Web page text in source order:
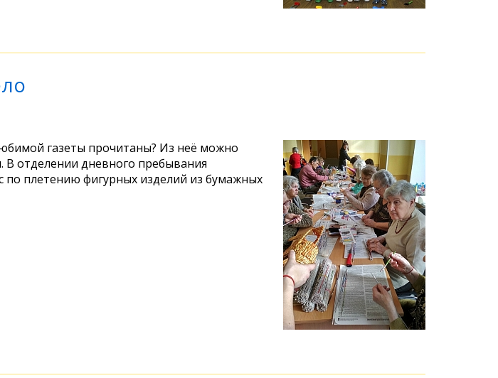
газеты прочитаны? Из неё можно
отделении дневного пребывания
по плетению фигурных изделий из бумажных